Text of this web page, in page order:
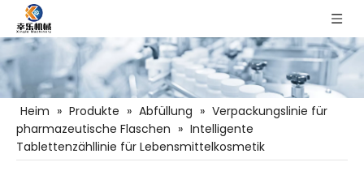
Heim » Produkte » Abfüllung » Verpackungslinie für
pharmazeutische Flaschen » Intelligente
Tablettenzähllinie für Lebensmittelkosmetik